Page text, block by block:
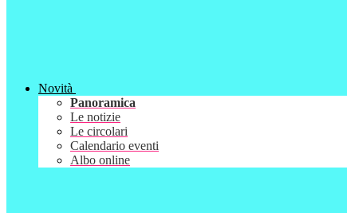
Novità
Panoramica
Le notizie
Le circolari
Calendario eventi
Albo online